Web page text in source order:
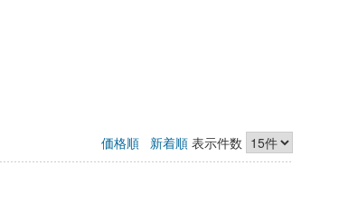
価格順 新着順 表示件数